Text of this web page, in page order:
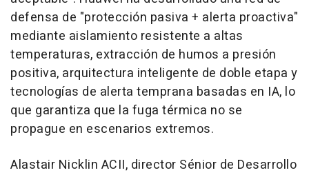
defensa de "protección pasiva + alerta proactiva"
mediante aislamiento resistente a altas
temperaturas, extracción de humos a presión
positiva, arquitectura inteligente de doble etapa y
tecnologías de alerta temprana basadas en IA, lo
que garantiza que la fuga térmica no se
propague en escenarios extremos.
Alastair Nicklin ACII, director Sénior de Desarrollo